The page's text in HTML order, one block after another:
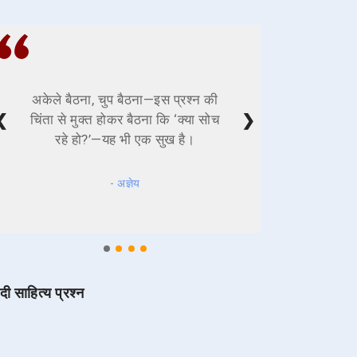
अकेले बैठना, चुप बैठना—इस प्रश्न की
चिंता से मुक्त होकर बैठना कि ‘क्या सोच
रहे हो?’—यह भी एक सुख है।
- अज्ञेय
❯
साहित्य प्रश्न